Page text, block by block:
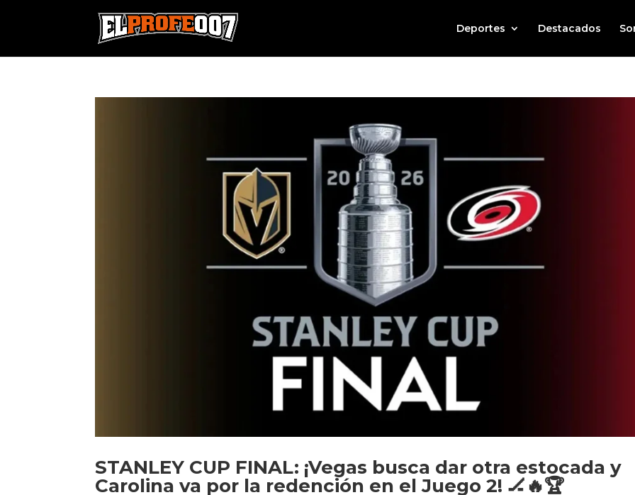
Deportes Destacados
STANLEY CUP FINAL: ¡Vegas busca dar otra estocada y
Carolina va por la redención en el Juego 2! 🏒🔥🏆